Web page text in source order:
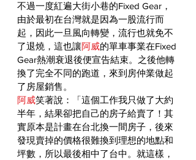
不過一度紅遍大街小巷的Fixed Gear，
由於最初在台灣就是因為一股流行而
起，因此一旦風向轉變，流行也就免不
了退燒，這也讓阿威的單車事業在Fixed
Gear熱潮衰退後便宣告結束。之後他轉
換了完全不同的跑道，來到房仲業做起
了房屋銷售。
阿威笑著說：「這個工作我只做了大約
半年，結果卻把自己的房子給賣了！其
實原本是計畫在台北換一間房子，後來
發現賣掉的價格很難換到理想的地點和
坪數，所以最後相中了台中。就這樣，